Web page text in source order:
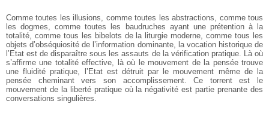
Comme toutes les illusions, comme toutes les abstractions, comme tous
les dogmes, comme toutes les baudruches ayant une prétention à la
totalité, comme tous les bibelots de la liturgie moderne, comme tous les
objets d’obséquiosité de l’information dominante, la vocation historique de
l’Etat est de disparaître sous les assauts de la vérification pratique. Là où
s’affirme une totalité effective, là où le mouvement de la pensée trouve
une fluidité pratique, l’Etat est détruit par le mouvement même de la
pensée cheminant vers son accomplissement. Ce torrent est le
mouvement de la liberté pratique où la négativité est partie prenante des
conversations singulières.